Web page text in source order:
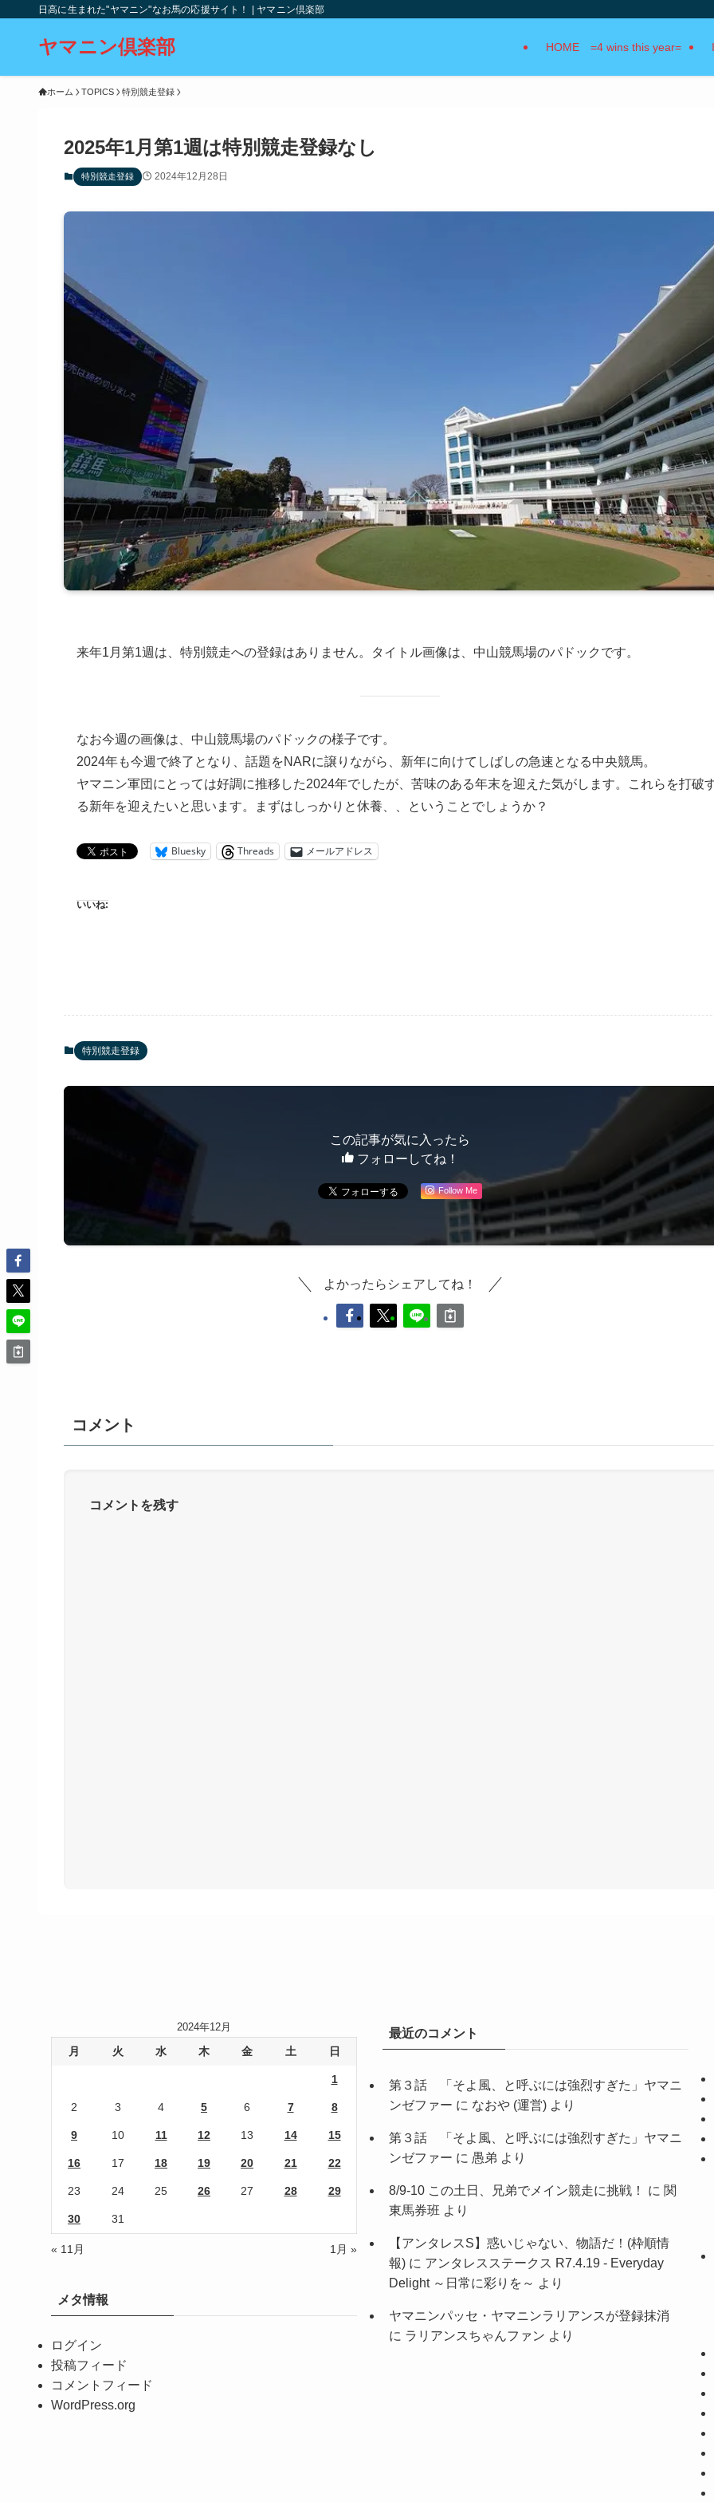
日高に生まれた"ヤマニン"なお馬の応援サイト！ | ヤマニン倶楽部
ヤマニン倶楽部 HOME =4 wins this year=
ホーム TOPICS 特別競走登録
2025年1月第1週は特別競走登録なし
特別競走登録 2024年12月28日
来年1月第1週は、特別競走への登録はありません。タイトル画像は、中山競馬場のパドックです。
なお今週の画像は、中山競馬場のパドックの様子です。
2024年も今週で終了となり、話題をNARに譲りながら、新年に向けてしばしの急速となる中央競馬。
ヤマニン軍団にとっては好調に推移した2024年でしたが、苦味のある年末を迎えた気がします。これらを打破
る新年を迎えたいと思います。まずはしっかりと休養、、ということでしょうか？
Bluesky Threads メールアドレス
いいね:
特別競走登録
この記事が気に入ったら
フォローしてね！
Follow Me
よかったらシェアしてね！
コメント
コメントを残す
2024年12月
月 火 水 木 金 土 日
1
2 3 4 5 6 7 8
9 10 11 12 13 14 15
16 17 18 19 20 21 22
23 24 25 26 27 28 29
30 31
« 11月 1月 »
メタ情報
ログイン
投稿フィード
コメントフィード
WordPress.org
最近のコメント
第３話 「そよ風、と呼ぶには強烈すぎた」ヤマニ
ンゼファー に なおや (運営) より
第３話 「そよ風、と呼ぶには強烈すぎた」ヤマニ
ンゼファー に 愚弟 より
8/9-10 この土日、兄弟でメイン競走に挑戦！ に 関
東馬券班 より
【アンタレスS】惑いじゃない、物語だ！(枠順情
報) に アンタレスステークス R7.4.19 - Everyday
Delight ～日常に彩りを～ より
ヤマニンパッセ・ヤマニンラリアンスが登録抹消
に ラリアンスちゃんファン より